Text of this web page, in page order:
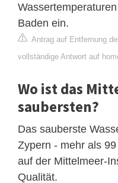
Baden ein.
Antrag auf Entfernung
vollständige Antwort auf
Wo ist das
saubersten?
Das sauberste
Zypern - mehr als
auf der Mittelmeer-
Qualität.